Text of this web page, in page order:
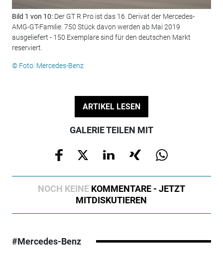
Bild 1 von 10: Der GT R Pro ist das 16. Derivat der Mercedes-
AMG-GT-Familie. 750 Stück davon werden ab Mai 2019
ausgeliefert - 150 Exemplare sind für den deutschen Markt
reserviert.
© Foto: Mercedes-Benz
ARTIKEL LESEN
GALERIE TEILEN MIT
NOCH KEINE KOMMENTARE - JETZT
MITDISKUTIEREN
#Mercedes-Benz